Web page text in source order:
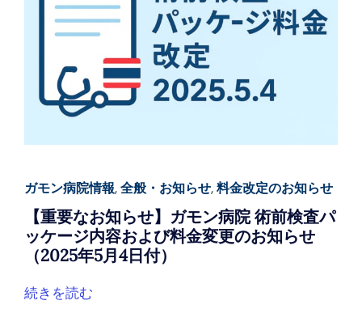
ガモン病院情報,全般・お知らせ,料金改定のお知らせ
【重要なお知らせ】ガモン病院 術前検査パ
ッケージ内容および料金変更のお知らせ
（2025年5月4日付）
続きを読む